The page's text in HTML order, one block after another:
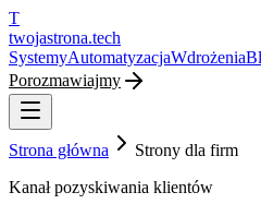
T
twojastrona.tech
SystemyAutomatyzacjaWdrożenia
Porozmawiajmy
Strona główna
Strony dla firm
Kanał pozyskiwania klientów